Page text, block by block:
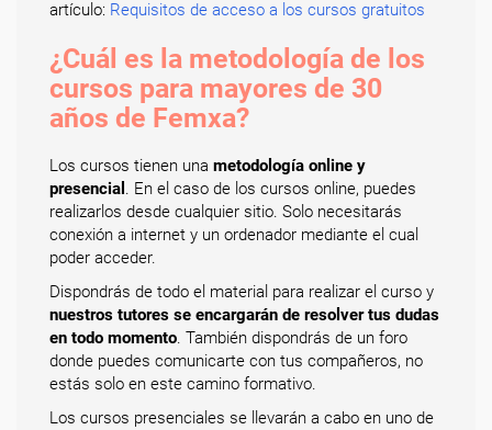
artículo: Requisitos de acceso a los cursos gratuitos
¿Cuál es la metodología de los
cursos para mayores de 30
años de Femxa?
Los cursos tienen una metodología online y
presencial . En el caso de los cursos online, puedes
realizarlos desde cualquier sitio. Solo necesitarás
conexión a internet y un ordenador mediante el cual
poder acceder.
Dispondrás de todo el material para realizar el curso y
nuestros tutores se encargarán de resolver tus dudas
en todo momento. También dispondrás de un foro
donde puedes comunicarte con tus compañeros, no
estás solo en este camino formativo.
Los cursos presenciales se llevarán a cabo en uno de